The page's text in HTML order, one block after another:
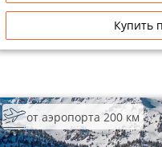
Купить
от аэропорта 200 км